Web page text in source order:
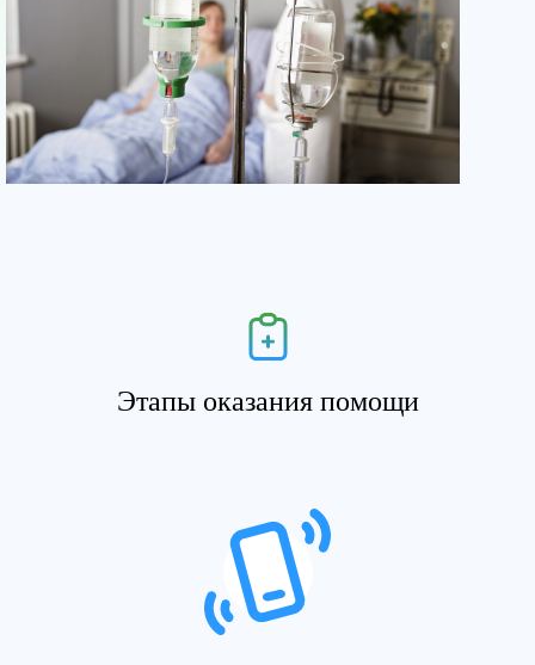
Этапы оказания помощи